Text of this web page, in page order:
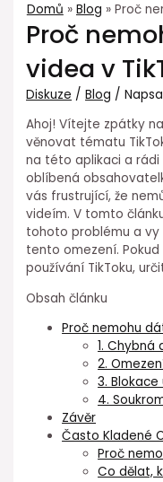
Domů Blog Proč
Proč
videa v
Diskuze /Blog /
Ahoj! Vítejte zpátky
věnovat tématu
na této aplikaci a rádi
oblíbená
vás frustrující, že
videím. V tomto
tohoto problému a
tento omezení.
používání TikToku,
Obsah článku
Proč nemohu
1. Chybná
2.
3.
4.
Závěr
Často Kladené
Proč
Co dělat,